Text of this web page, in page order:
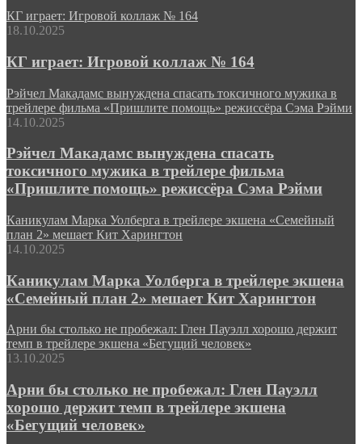
КГ играет: Игровой коллаж № 164
18.10.2025
КГ играет: Игровой коллаж № 164
Рэйчел Макадамс вынуждена спасать токсичного мужика в
трейлере фильма «Пришлите помощь» режиссёра Сэма Рэйми
14.10.2025
Рэйчел Макадамс вынуждена спасать
токсичного мужика в трейлере фильма
«Пришлите помощь» режиссёра Сэма Рэйми
Каникулам Марка Уолберга в трейлере экшена «Семейный
план 2» мешает Кит Харингтон
14.10.2025
Каникулам Марка Уолберга в трейлере экшена
«Семейный план 2» мешает Кит Харингтон
Арни бы столько не пробежал: Глен Пауэлл хорошо держит
темп в трейлере экшена «Бегущий человек»
13.10.2025
Арни бы столько не пробежал: Глен Пауэлл
хорошо держит темп в трейлере экшена
«Бегущий человек»